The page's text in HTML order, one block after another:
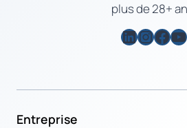
plus de 28+
LinkedIn
Entreprise